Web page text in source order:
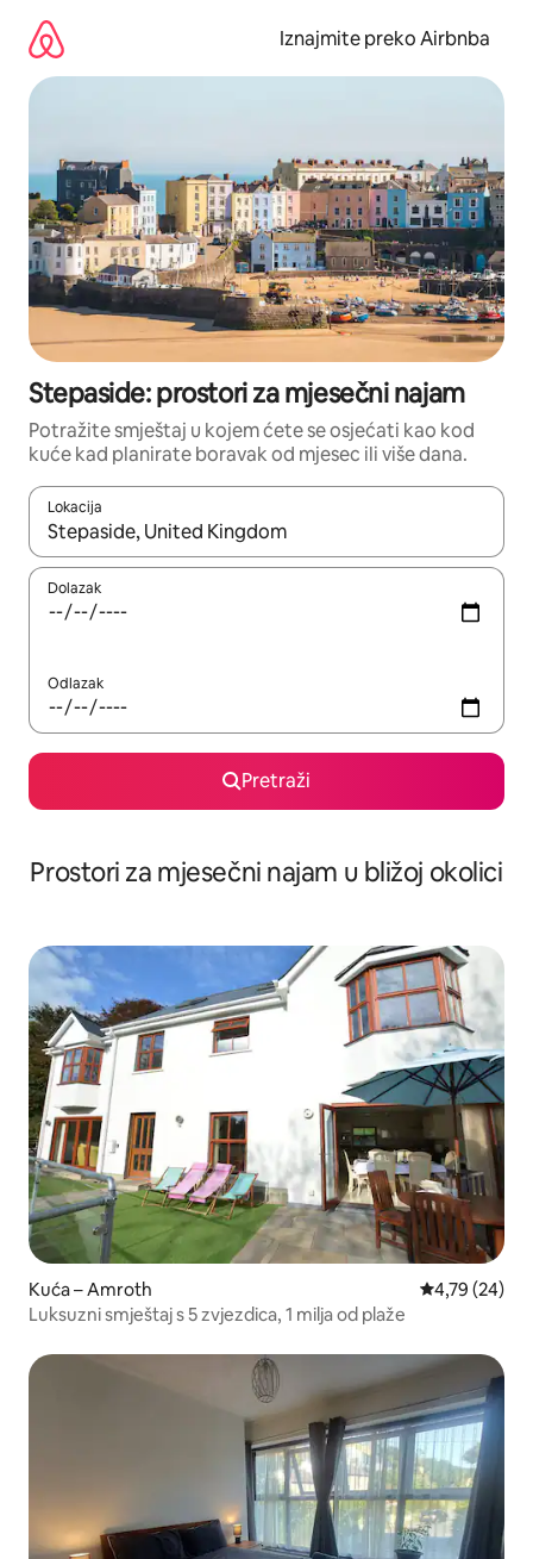
sadržaj
Iznajmite preko Airbnba
Stepaside: prostori za mjesečni najam
Potražite smještaj u kojem ćete se osjećati kao kod
kuće kad planirate boravak od mjesec ili više dana.
Lokacija
Kada budu dostupni rezultati, moći ćete ih pregledati
Dolazak
Odlazak
Pretraži
Prostori za mjesečni najam u bližoj okolici
Kuća – Amroth Prosječna
4,79 (24)
Luksuzni smještaj s 5 zvjezdica, 1 milja od plaže